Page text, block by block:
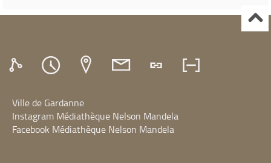
Ville de Gardanne
Instagram Médiathèque Nelson Mandela
Facebook Médiathèque Nelson Mandela